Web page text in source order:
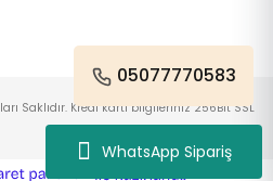
WhatsApp Sipariş
05077770583
Saklıdır. Kredi kartı bilgileriniz 256Bit SSL